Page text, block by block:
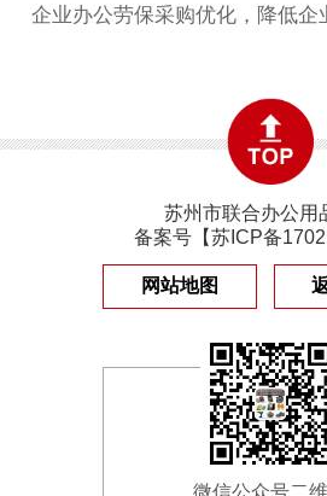
企业办公劳保采购优化，降低企
苏州市联合办公用
备案号【苏ICP备
网站地图
微信公众号二